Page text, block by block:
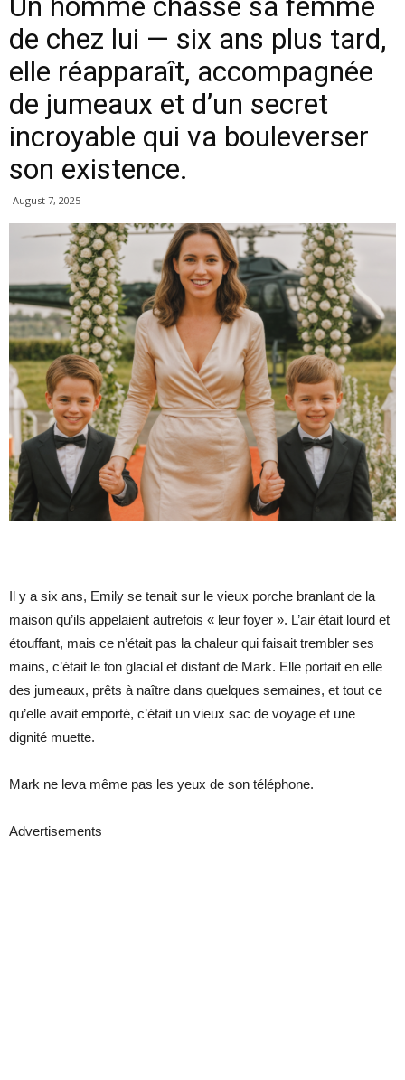
de chez lui — six ans plus tard,
elle réapparaît, accompagnée
de jumeaux et d’un secret
incroyable qui va bouleverser
son existence.
August 7, 2025
Il y a six ans, Emily se tenait sur le vieux porche branlant de la
maison qu’ils appelaient autrefois « leur foyer ». L’air était lourd et
étouffant, mais ce n’était pas la chaleur qui faisait trembler ses
mains, c’était le ton glacial et distant de Mark. Elle portait en elle
des jumeaux, prêts à naître dans quelques semaines, et tout ce
qu’elle avait emporté, c’était un vieux sac de voyage et une
dignité muette.
Mark ne leva même pas les yeux de son téléphone.
Advertisements